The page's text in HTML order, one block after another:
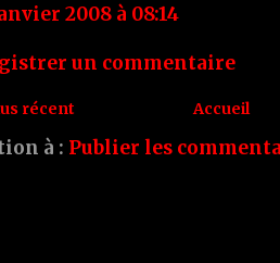
2008 à 08:14
un commentaire
récent Accueil
à : Publier les